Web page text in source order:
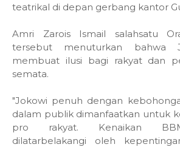
teatrikal di depan gerbang kantor
Amri Zarois Ismail salahsatu
tersebut menuturkan bahwa
membuat ilusi bagi rakyat dan
semata.
"Jokowi penuh dengan
dalam publik dimanfaatkan untuk
pro rakyat. Kenaikan
dilatarbelakangi oleh